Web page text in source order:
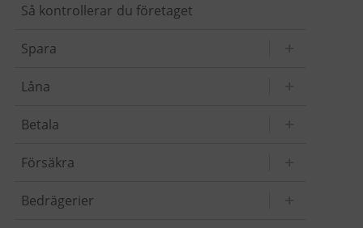
Så kontrollerar du företaget
Spara
Låna
Betala
Försäkra
Bedrägerier